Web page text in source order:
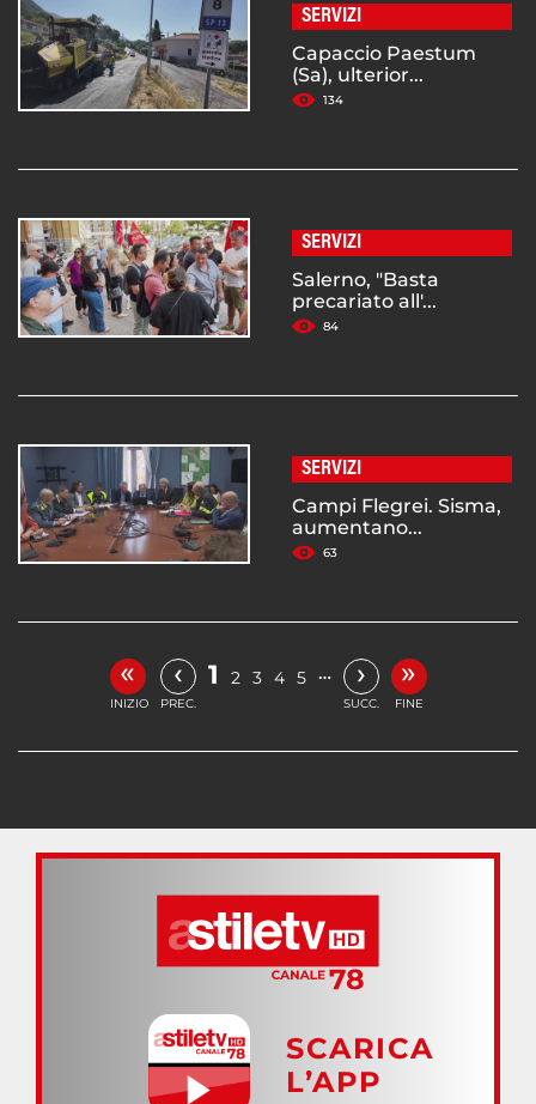
SERVIZI
Capaccio Paestum
(Sa), ulterior...
134
SERVIZI
Salerno, "Basta
precariato all'...
84
SERVIZI
Campi Flegrei. Sisma,
aumentano...
63
«
INIZIO
‹
PREC.
1 2 3 4 5 … ›
SUCC.
»
FINE
SCARICA
L’APP